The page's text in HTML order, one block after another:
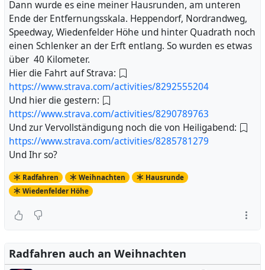
Dann wurde es eine meiner Hausrunden, am unteren
Ende der Entfernungsskala. Heppendorf, Nordrandweg,
Speedway, Wiedenfelder Höhe und hinter Quadrath noch
einen Schlenker an der Erft entlang. So wurden es etwas
über 40 Kilometer.
Hier die Fahrt auf Strava:
https://www.strava.com/activities/8292555204
Und hier die gestern:
https://www.strava.com/activities/8290789763
Und zur Vervollständigung noch die von Heiligabend:
https://www.strava.com/activities/8285781279
Und Ihr so?
Radfahren Weihnachten
Hausrunde
Wiedenfelder Höhe
Radfahren auch an Weihnachten